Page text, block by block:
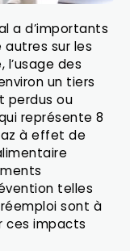
a d’importants
sur les
des
un tiers
perdus ou
représente 8
à effet de
telles
sont à
ces impacts